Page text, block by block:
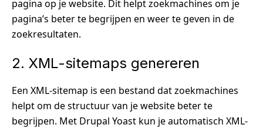
pagina op je website. Dit helpt zoekmachines om je
pagina’s beter te begrijpen en weer te geven in de
zoekresultaten.
2. XML-sitemaps genereren
Een XML-sitemap is een bestand dat zoekmachines
helpt om de structuur van je website beter te
begrijpen. Met Drupal Yoast kun je automatisch XML-